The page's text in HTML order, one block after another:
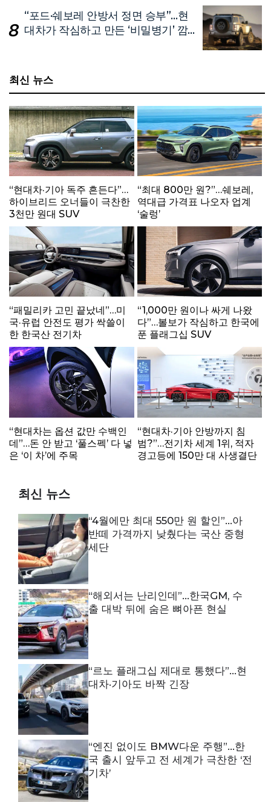
“포드·쉐보레 안방서 정면 승부”…현
대차가 작심하고 만든 ‘비밀병기’ 깜
최신 뉴스
“현대차·기아 독주 흔든다”…
하이브리드 오너들이 극찬한
3천만 원대 SUV
“최대 800만 원?”…쉐보레,
역대급 가격표 나오자 업계
‘술렁’
“패밀리카 고민 끝났네”…미
국·유럽 안전도 평가 싹쓸이
한 한국산 전기차
“1,000만 원이나 싸게 나왔
다”…볼보가 작심하고 한국에
푼 플래그십 SUV
“현대차는 옵션 값만 수백인
데”…돈 안 받고 ‘풀스펙’ 다 넣
은 ‘이 차’에 주목
“현대차·기아 안방까지 침
범?”…전기차 세계 1위, 적자
경고등에 150만 대 사생결단
최신 뉴스
“4월에만 최대 550만 원 할인”…아
반떼 가격까지 낮췄다는 국산 중형
세단
“해외서는 난리인데”…한국GM, 수
출 대박 뒤에 숨은 뼈아픈 현실
“르노 플래그십 제대로 통했다”…현
대차·기아도 바짝 긴장
“엔진 없이도 BMW다운 주행”…한
국 출시 앞두고 전 세계가 극찬한 ‘전
기차’